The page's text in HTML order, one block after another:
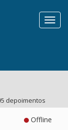
depoimentos
Offline